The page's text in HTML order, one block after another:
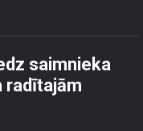
saimnieka
radītajām